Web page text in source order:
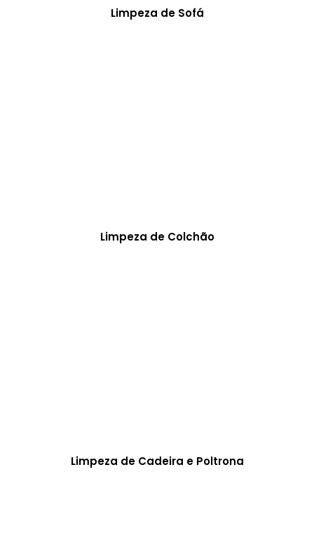
Limpeza de Sofá
Limpeza de Colchão
Limpeza de Cadeira e Poltrona